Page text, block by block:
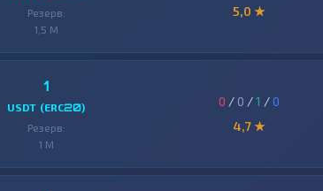
Резерв:
1,5 M
5,0 ★
1
USDT (ERC20)
Резерв:
1 M
0 / 0 /1 /0
4,7 ★